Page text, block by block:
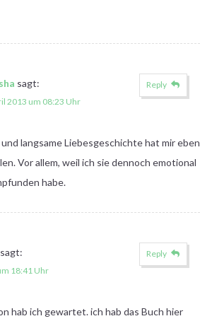
sagt:
2013 um 08:23 Uhr
und langsame Liebesgeschichte hat mir eben
Vor allem, weil ich sie dennoch emotional
habe.
Reply
sagt:
18:41 Uhr
hab ich gewartet. ich hab das Buch hier
Reply